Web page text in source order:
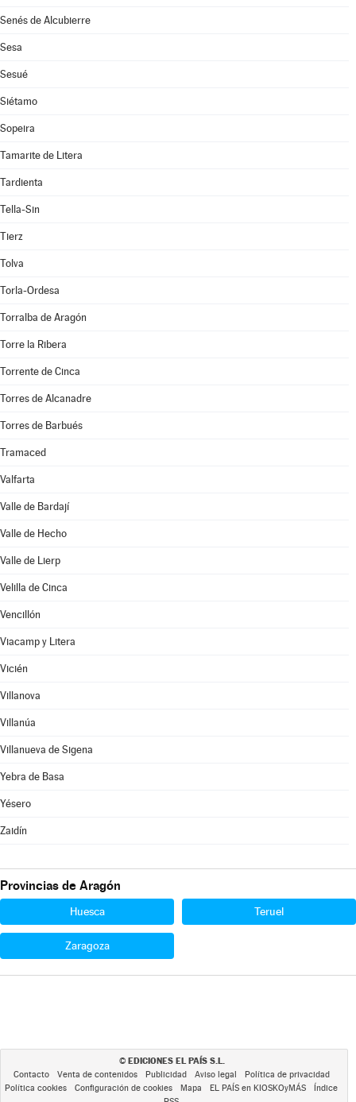
Senés de Alcubierre
Sesa
Sesué
Siétamo
Sopeira
Tamarite de Litera
Tardienta
Tella-Sin
Tierz
Tolva
Torla-Ordesa
Torralba de Aragón
Torre la Ribera
Torrente de Cinca
Torres de Alcanadre
Torres de Barbués
Tramaced
Valfarta
Valle de Bardají
Valle de Hecho
Valle de Lierp
Velilla de Cinca
Vencillón
Viacamp y Litera
Vicién
Villanova
Villanúa
Villanueva de Sigena
Yebra de Basa
Yésero
Zaidín
Provincias de Aragón
Huesca Teruel
Zaragoza
© EDICIONES EL PAÍS S.L.
Contacto Venta de contenidos Publicidad Aviso legal
Política de privacidad
Política cookies
Configuración de cookies Mapa EL PAÍS en KIOSKOyMÁS
Índice